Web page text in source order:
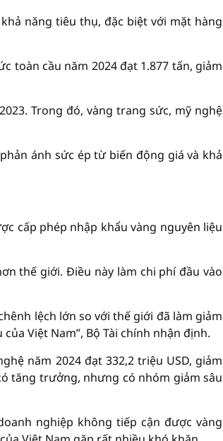
năng tiêu thụ, đặc biệt với mặt hàng
toàn cầu năm 2024 đạt 1.877 tấn, giảm
Trong đó, vàng trang sức, mỹ nghệ
ánh sức ép từ biến động giá và khả
cấp phép nhập khẩu vàng nguyên liệu
thế giới. Điều này làm chi phí đầu vào
lệch lớn so với thế giới đã làm giảm
Việt Nam”, Bộ Tài chính nhận định.
năm 2024 đạt 332,2 triệu USD, giảm
tăng trưởng, nhưng có nhóm giảm sâu
nghiệp không tiếp cận được vàng